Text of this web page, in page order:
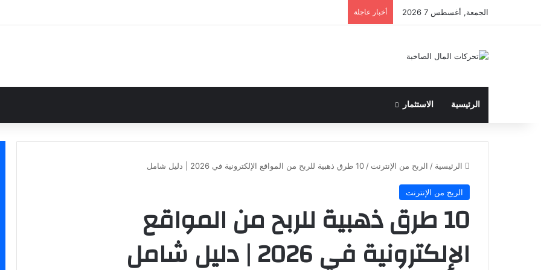
الجمعة, أغسطس 7 2026 أخبار عاجلة
الرئيسية الاستثمار
الرئيسية / الربح من الإنترنت / 10 طرق ذهبية للربح من المواقع الإلكترونية في 2026 | دليل شامل
الربح من الإنترنت
10 طرق ذهبية للربح من المواقع
الإلكترونية في 2026 | دليل شامل